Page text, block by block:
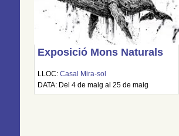
Exposició Mons Naturals
LLOC: Casal Mira-sol
DATA: Del 4 de maig al 25 de maig